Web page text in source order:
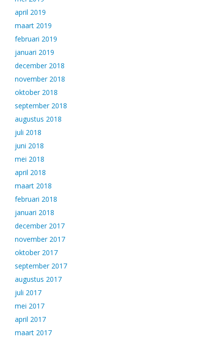
april 2019
maart 2019
februari 2019
januari 2019
december 2018
november 2018
oktober 2018
september 2018
augustus 2018
juli 2018
juni 2018
mei 2018
april 2018
maart 2018
februari 2018
januari 2018
december 2017
november 2017
oktober 2017
september 2017
augustus 2017
juli 2017
mei 2017
april 2017
maart 2017